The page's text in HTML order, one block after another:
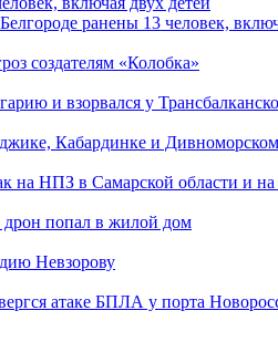
ранены 13 человек,
создателям «Колобка»
и взорвался у
Кабардинке и
на НПЗ в Самарской области и
попал в жилой дом
Невзорову
атаке БПЛА у порта